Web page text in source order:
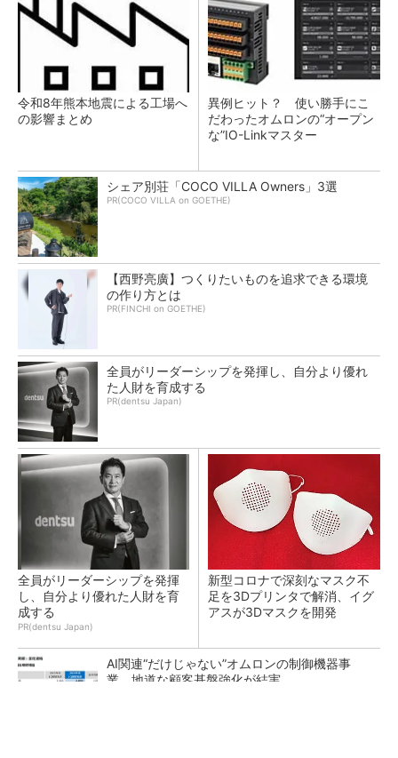
令和8年熊本地震による工場へ
の影響まとめ
異例ヒット？ 使い勝手にこ
だわったオムロンの“オープン
な”IO-Linkマスター
シェア別荘「COCO VILLA Owners」3選
PR(COCO VILLA on GOETHE)
【西野亮廣】つくりたいものを追求できる環境
の作り方とは
PR(FINCHI on GOETHE)
全員がリーダーシップを発揮し、自分より優れ
た人財を育成する
PR(dentsu Japan)
全員がリーダーシップを発揮
し、自分より優れた人財を育
成する
PR(dentsu Japan)
新型コロナで深刻なマスク不
足を3Dプリンタで解消、イグ
アスが3Dマスクを開発
AI関連“だけじゃない”オムロンの制御機器事
業、地道な顧客基盤強化が結実